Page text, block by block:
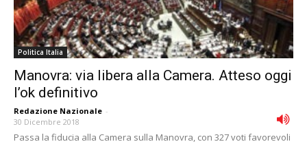
Politica Italia
Manovra: via libera alla Camera. Atteso oggi
l’ok definitivo
Redazione Nazionale -
30 Dicembre 2018
Passa la fiducia alla Camera sulla Manovra, con 327 voti favorevoli